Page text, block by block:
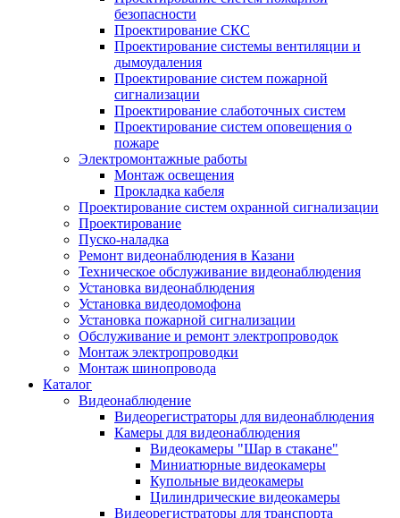
безопасности
Проектирование СКС
Проектирование системы вентиляции и
дымоудаления
Проектирование систем пожарной
сигнализации
Проектирование слаботочных систем
Проектирование систем оповещения о
пожаре
Электромонтажные работы
Монтаж освещения
Прокладка кабеля
Проектирование систем охранной сигнализации
Проектирование
Пуско-наладка
Ремонт видеонаблюдения в Казани
Техническое обслуживание видеонаблюдения
Установка видеонаблюдения
Установка видеодомофона
Установка пожарной сигнализации
Обслуживание и ремонт электропроводок
Монтаж электропроводки
Монтаж шинопровода
Каталог
Видеонаблюдение
Видеорегистраторы для видеонаблюдения
Камеры для видеонаблюдения
Видеокамеры "Шар в стакане"
Миниатюрные видеокамеры
Купольные видеокамеры
Цилиндрические видеокамеры
Видеорегистраторы для транспорта